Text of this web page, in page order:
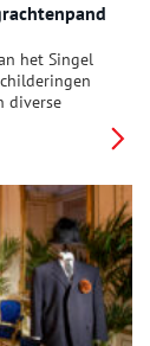
het Singel
diverse
om